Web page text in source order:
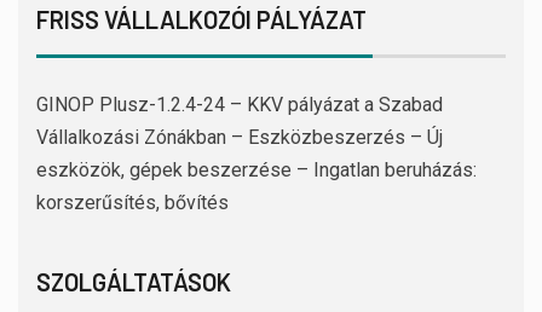
FRISS VÁLLALKOZÓI PÁLYÁZAT
GINOP Plusz-1.2.4-24 – KKV pályázat a Szabad
Vállalkozási Zónákban – Eszközbeszerzés – Új
eszközök, gépek beszerzése – Ingatlan beruházás:
korszerűsítés, bővítés
SZOLGÁLTATÁSOK